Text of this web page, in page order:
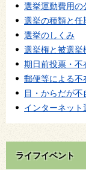
選挙運動費用の
選挙の種類と任
選挙のしくみ
選挙権と被選挙
期日前投票・不
郵便等による不
目・からだが不
インターネット
ライフイベント